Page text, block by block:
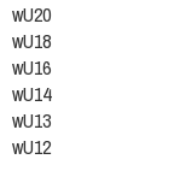
wU20
wU18
wU16
wU14
wU13
wU12